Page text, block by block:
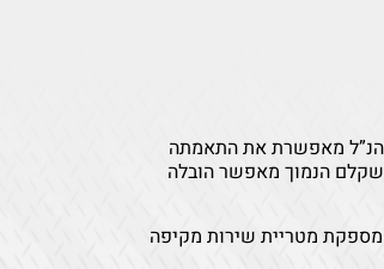
הנ”ל מאפשרת את התאמתה
הנמוך מאפשר הובלה
מטריית שירות מקיפה